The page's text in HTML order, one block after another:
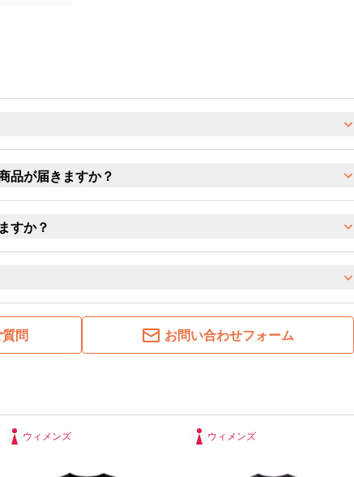
品が届きますか？
すか？
問 お問い合わせフォーム
ウィメンズ ウィメンズ